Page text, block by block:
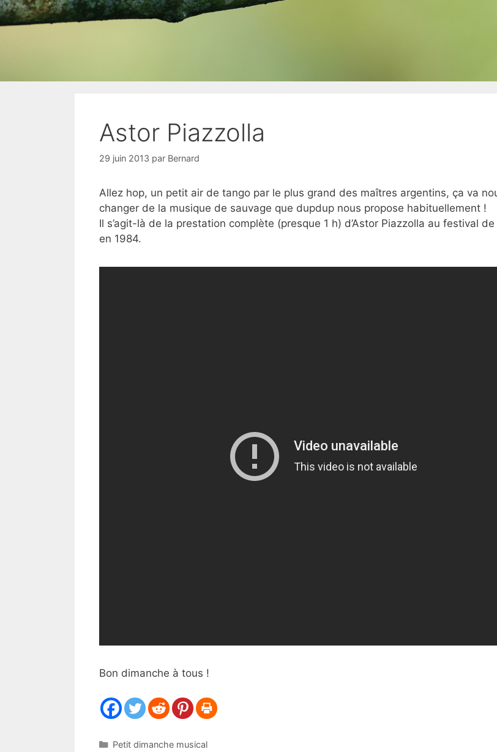
Astor Piazzolla
29 juin 2013 par Bernard
Allez hop, un petit air de tango par le plus grand des maîtres argentins, ça va
changer de la musique de sauvage que dupdup nous propose habituellement !
Il s’agit-là de la prestation complète (presque 1 h) d’Astor Piazzolla au festival
en 1984.
Bon dimanche à tous !
Catégories
Petit dimanche musical